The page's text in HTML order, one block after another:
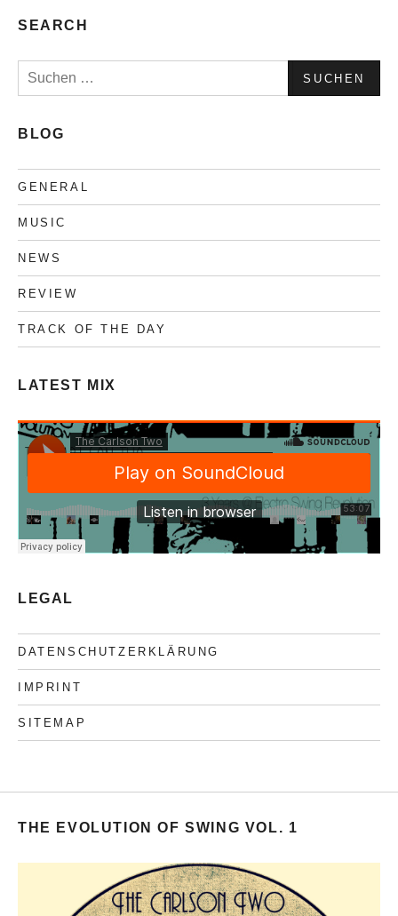
SEARCH
Suchen
nach:
BLOG
GENERAL
MUSIC
NEWS
REVIEW
TRACK OF THE DAY
LATEST MIX
LEGAL
DATENSCHUTZERKLÄRUNG
IMPRINT
SITEMAP
THE EVOLUTION OF SWING VOL. 1